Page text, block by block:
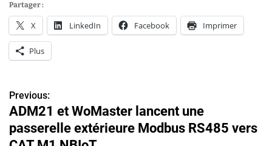
Partager :
X LinkedIn Facebook Imprimer
Plus
N
a
Previous:
ADM21 et WoMaster lancent une
passerelle extérieure Modbus RS485 vers